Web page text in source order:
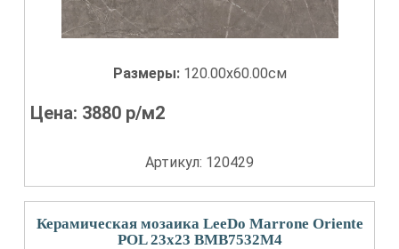
Размеры: 120.00x60.00см
Цена: 3880 р/м2
Артикул: 120429
Керамическая мозаика LeeDo Marrone Oriente
POL 23x23 BMB7532M4